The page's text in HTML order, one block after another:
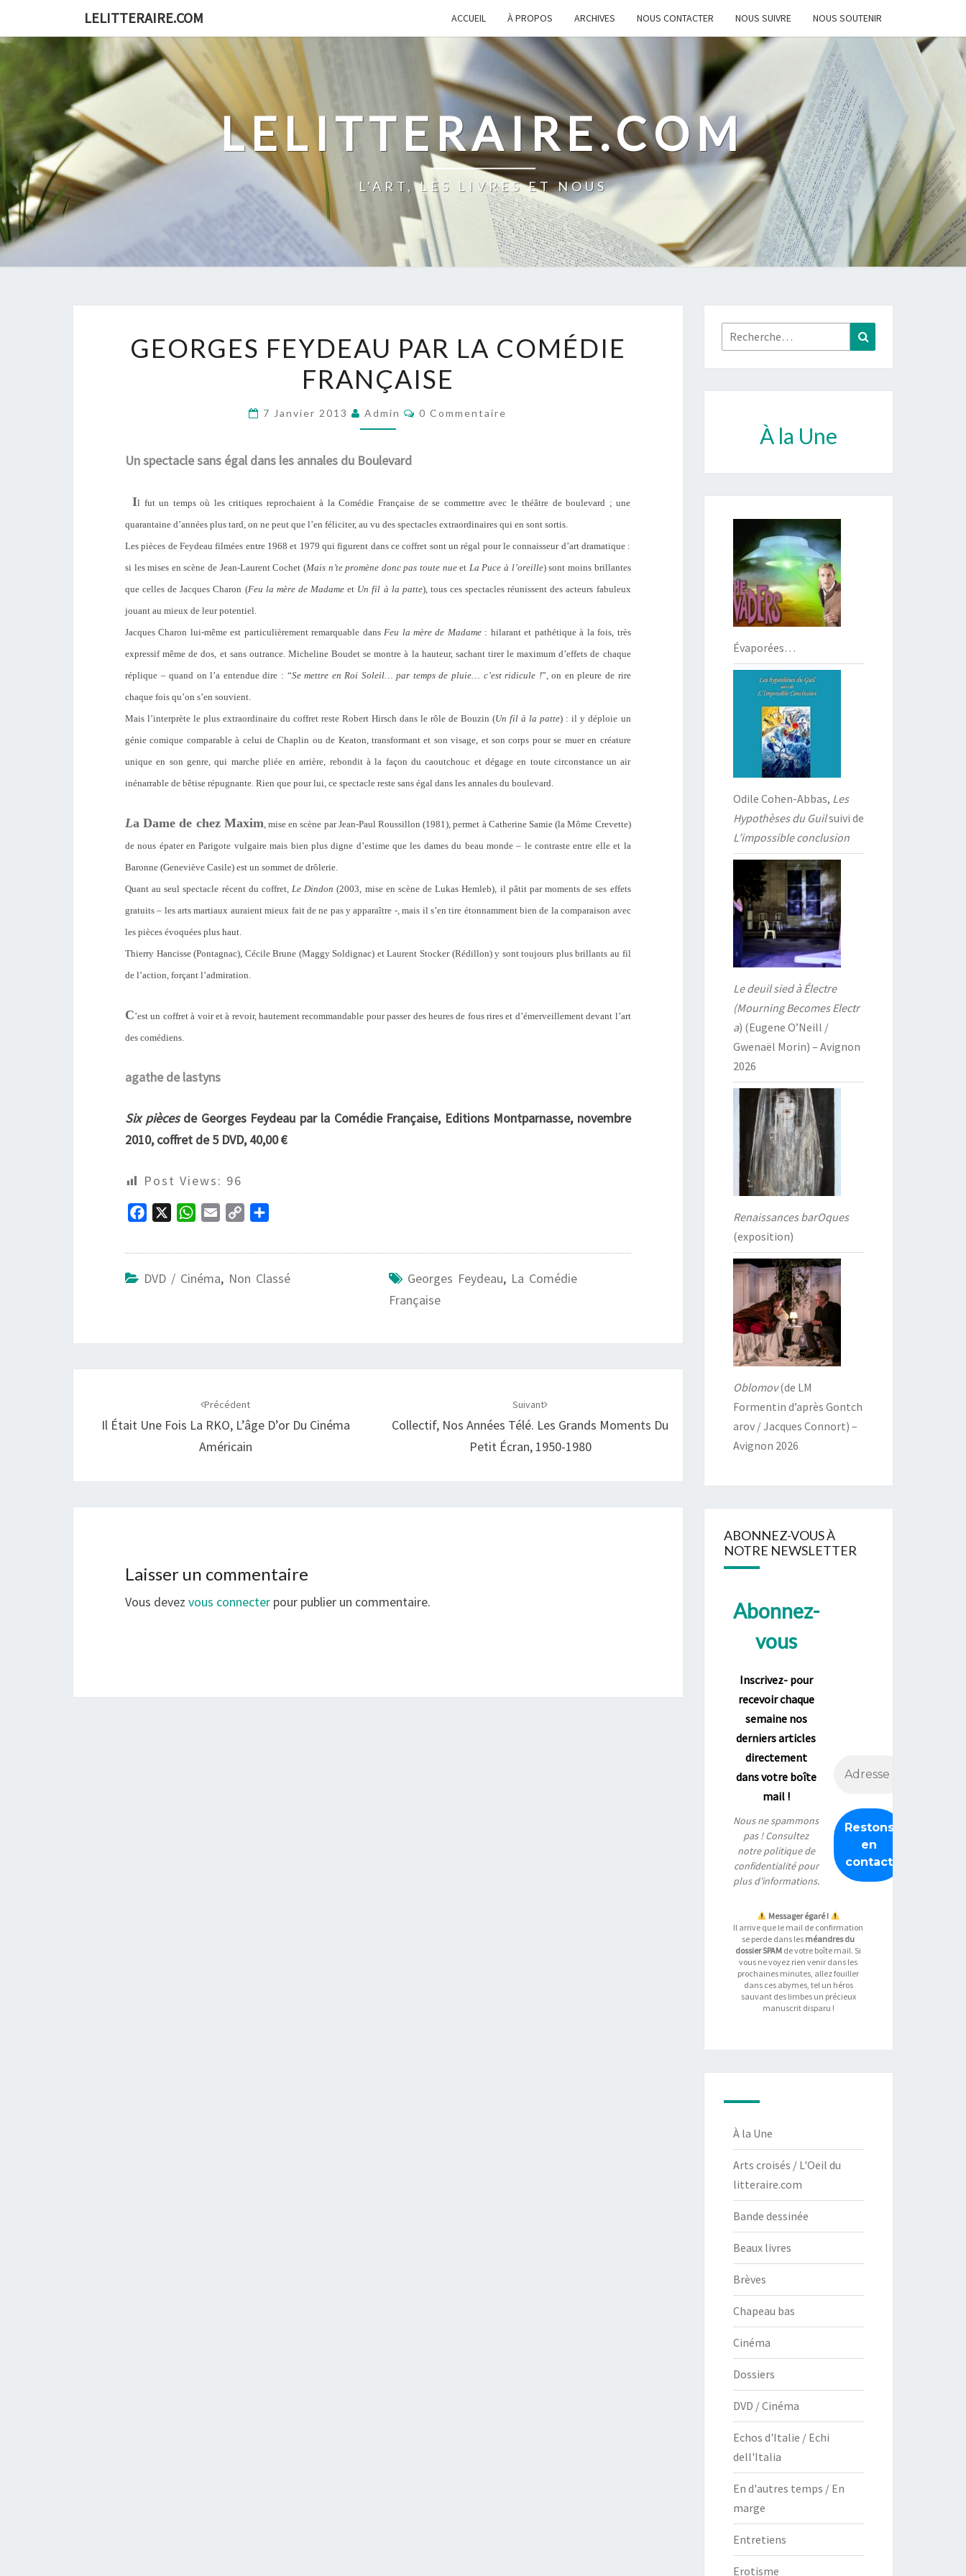
content
LELITTERAIRE.COM ACCUEIL À PROPOS ARCHIVES NOUS CONTACTER NOUS SUIVRE NOUS SOUTENIR
LELITTERAIRE.COM
L'ART, LES LIVRES ET NOUS
FEYDEAU
PAR
LA
COMÉDIE
GEORGES FEYDEAU PAR LA COMÉDIE
FRANÇAISE
7 Janvier 2013 Admin Commentaires
0 Commentaire
Un spectacle sans égal dans les annales du Boulevard
Il fut un temps où les critiques reprochaient à la Comédie Française de se commettre avec le théâtre de boulevard ; une
quarantaine d’années plus tard, on ne peut que l’en féliciter, au vu des spectacles extraordinaires qui en sont sortis.
Les pièces de Feydeau filmées entre 1968 et 1979 qui figurent dans ce coffret sont un régal pour le connaisseur d’art dramatique :
si les mises en scène de Jean-Laurent Cochet (Mais n’te promène donc pas toute nueet La Puce à l’oreille) sont moins brillantes
que celles de Jacques Charon (Feu la mère de Madame et Un fil à la patte), tous ces spectacles réunissent des acteurs fabuleux
jouant au mieux de leur potentiel.
Jacques Charon lui-même est particulièrement remarquable dansFeu la mère de Madame: hilarant et pathétique à la fois, très
expressif même de dos, et sans outrance. Micheline Boudet se montre à la hauteur, sachant tirer le maximum d’effets de chaque
réplique – quand on l’a entendue dire : “Se mettre en Roi Soleil… par temps de pluie… c’est ridicule !”, on en pleure de rire
chaque fois qu’on s’en souvient.
Mais l’interprète le plus extraordinaire du coffret reste Robert Hirsch dans le rôle de Bouzin (Un fil à la patte) : il y déploie un
génie comique comparable à celui de Chaplin ou de Keaton, transformant et son visage, et son corps pour se muer en créature
unique en son genre, qui marche pliée en arrière, rebondit à la façon du caoutchouc et dégage en toute circonstance un air
inénarrable de bêtise répugnante. Rien que pour lui, ce spectacle reste sans égal dans les annales du boulevard.
La Dame de chez Maxim, mise en scène par Jean-Paul Roussillon (1981), permet à Catherine Samie (la Môme Crevette)
de nous épater en Parigote vulgaire mais bien plus digne d’estime que les dames du beau monde – le contraste entre elle et la
Baronne (Geneviève Casile) est un sommet de drôlerie.
Quant au seul spectacle récent du coffret,Le Dindon (2003, mise en scène de Lukas Hemleb), il pâtit par moments de ses effets
gratuits – les arts martiaux auraient mieux fait de ne pas y apparaître -, mais il s’en tire étonnamment bien de la comparaison avec
les pièces évoquées plus haut.
Thierry Hancisse (Pontagnac), Cécile Brune (Maggy Soldignac) et Laurent Stocker (Rédillon) y sont toujours plus brillants au fil
de l’action, forçant l’admiration.
C’est un coffret à voir et à revoir, hautement recommandable pour passer des heures de fous rires et d’émerveillement devant l’art
des comédiens.
agathe de lastyns
Six piècesde Georges Feydeau par la Comédie Française, Editions Montparnasse, novembre
2010, coffret de 5 DVD, 40,00 €
Post Views: 96
c
b
k
W
a
s
p
a
l
p
L
k
r
a
r
DVD / Cinéma, Non Classé Georges Feydeau, La Comédie
Française
Précédent
Il Était Une Fois La RKO, L’âge D’or Du Cinéma
Américain
Suivant
Collectif, Nos Années Télé. Les Grands Moments Du
Petit Écran, 1950-1980
Laisser un commentaire
Vous devez vous connecter pour publier un commentaire.
Rechercher :
À la Une
Évaporées…
Odile Cohen-Abbas, Les
Hypothèses du Guilsuivi de
L’impossible conclusion
Le deuil sied à Électre
(Mourning Becomes Electr
a) (Eugene O’Neill /
Gwenaël Morin) – Avignon
2026
Renaissances barOques
(exposition)
Oblomov(de LM
Formentin d’après Gontch
arov / Jacques Connort) –
Avignon 2026
ABONNEZ-VOUS À
NOTRE NEWSLETTER
Abonnez-
vous
Inscrivez- pour
recevoir chaque
semaine nos
derniers articles
directement
dans votre boîte
mail !
Nous ne spammons
pas ! Consultez
notrepolitique de
confidentialitépour
plus d’informations.
Messager égaré !
Il arrive que le mail de confirmation
se perde dans les méandres du
dossier SPAM de votre boîte mail. Si
vous ne voyez rien venir dans les
prochaines minutes, allez fouiller
dans ces abymes, tel un héros
sauvant des limbes un précieux
manuscrit disparu !
À la Une
Arts croisés / L'Oeil du
litteraire.com
Bande dessinée
Beaux livres
Brèves
Chapeau bas
Cinéma
Dossiers
DVD / Cinéma
Echos d'Italie / Echi
dell'Italia
En d'autres temps / En
marge
Entretiens
Erotisme